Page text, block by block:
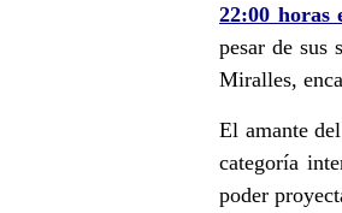
22:00 horas
pesar de sus
Miralles,
El amante
categoría
poder